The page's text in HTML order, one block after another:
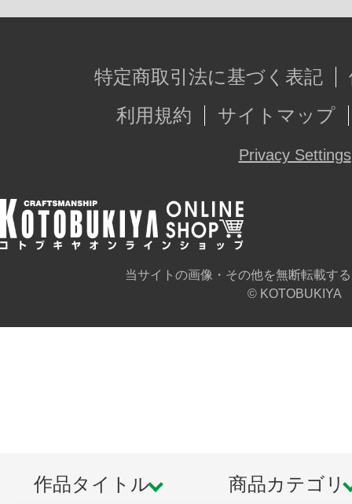
特定商取引法に基づく表記
利用規約
サイトマップ
Privacy Settings
当サイトの画像・その他を無断転載す
© KOTOBUKIYA
作品タイトル 商品カテゴリ